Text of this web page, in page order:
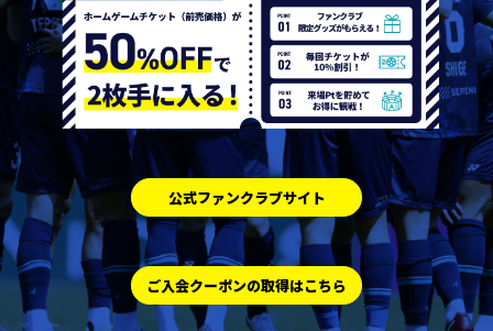
公式ファンクラブサイト
ご入会クーポンの取得はこちら